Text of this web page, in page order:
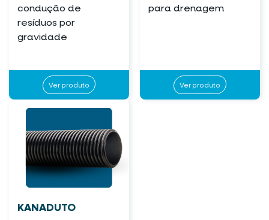
condução de
resíduos por
gravidade
Ver produto
para drenagem
Ver produto
KANADUTO